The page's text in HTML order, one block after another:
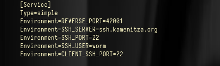
[Service]
Type=simple
Environment=REVERSE_PORT=42001
Environment=SSH_SERVER=ssh.kamenitza.org
Environment=SSH_PORT=22
Environment=SSH_USER=worm
Environment=CLIENT_SSH_PORT=22